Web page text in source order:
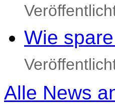
Wie
Alle News